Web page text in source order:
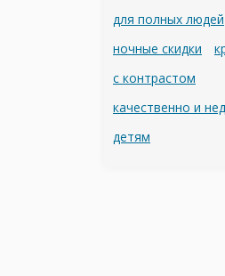
для полных людей
ночные скидки
с контрастом
качественно и
детям